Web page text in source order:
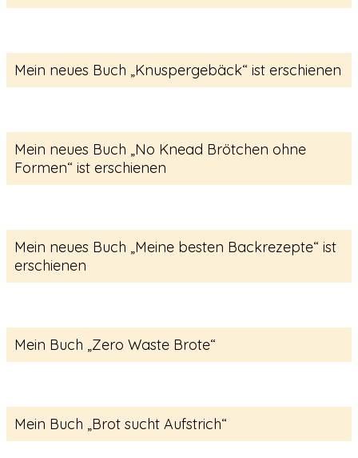
Mein neues Buch „Knuspergebäck“ ist erschienen
Mein neues Buch „No Knead Brötchen ohne
Formen“ ist erschienen
Mein neues Buch „Meine besten Backrezepte“ ist
erschienen
Mein Buch „Zero Waste Brote“
Mein Buch „Brot sucht Aufstrich“